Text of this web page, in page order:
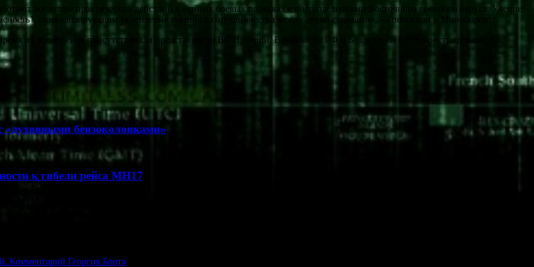
все этапы практических действий в единых боевых порядках с подразделениями Восточного военного округа. Учение
символизирующим укрепление военного сотрудничества между двумя странами», — пояснили в Минобороны.
их проведения присутствовали представители ВС Нигерии. Военные из РФ и Белоруссии продемонстрировали, как
бензоколонками»
к гибели рейса МН17
Комментарий Георгия Бовта